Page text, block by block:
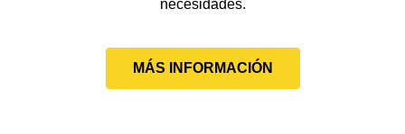
necesidades.
MÁS INFORMACIÓN